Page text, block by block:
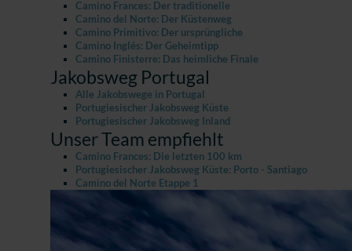
Camino Frances: Der traditionelle
Camino del Norte: Der Küstenweg
Camino Primitivo: Der ursprüngliche
Camino Inglés: Der Geheimtipp
Camino Finisterre: Das heimliche Finale
Jakobsweg Portugal
Alle Jakobswege in Portugal
Portugiesischer Jakobsweg Küste
Portugiesischer Jakobsweg Inland
Unser Team empfiehlt
Camino Frances: Die letzten 100 km
Portugiesischer Jakobsweg Küste: Porto - Santiago
Camino del Norte Etappe 1